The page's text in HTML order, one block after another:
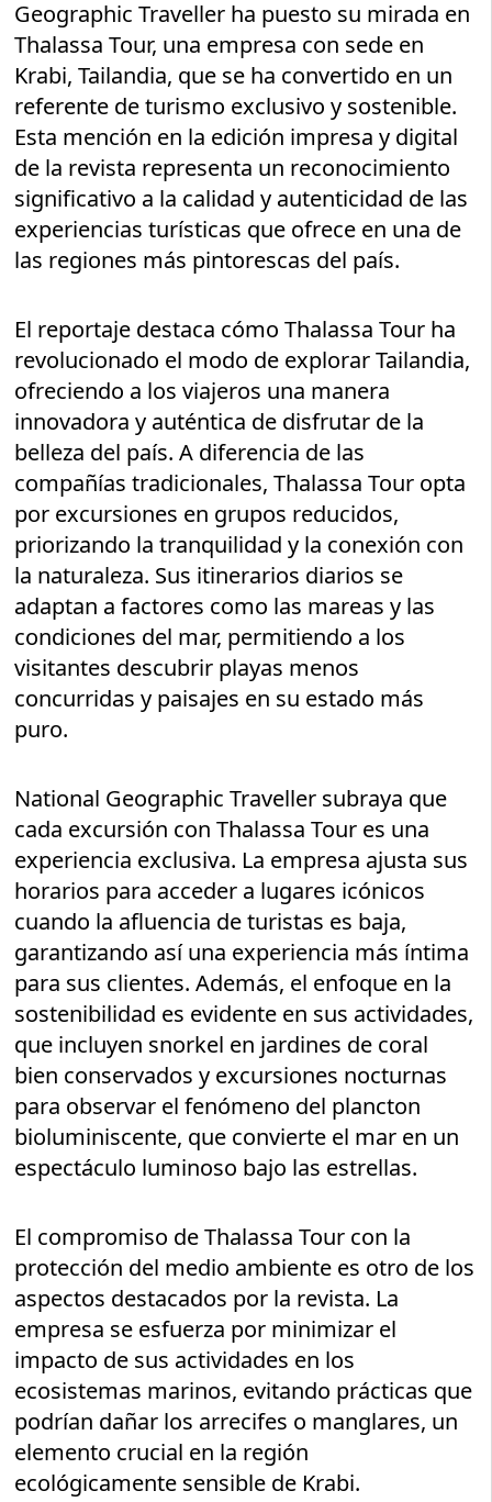
Geographic Traveller ha puesto su mirada en
Thalassa Tour, una empresa con sede en
Krabi, Tailandia, que se ha convertido en un
referente de turismo exclusivo y sostenible.
Esta mención en la edición impresa y digital
de la revista representa un reconocimiento
significativo a la calidad y autenticidad de las
experiencias turísticas que ofrece en una de
las regiones más pintorescas del país.
El reportaje destaca cómo Thalassa Tour ha
revolucionado el modo de explorar Tailandia,
ofreciendo a los viajeros una manera
innovadora y auténtica de disfrutar de la
belleza del país. A diferencia de las
compañías tradicionales, Thalassa Tour opta
por excursiones en grupos reducidos,
priorizando la tranquilidad y la conexión con
la naturaleza. Sus itinerarios diarios se
adaptan a factores como las mareas y las
condiciones del mar, permitiendo a los
visitantes descubrir playas menos
concurridas y paisajes en su estado más
puro.
National Geographic Traveller subraya que
cada excursión con Thalassa Tour es una
experiencia exclusiva. La empresa ajusta sus
horarios para acceder a lugares icónicos
cuando la afluencia de turistas es baja,
garantizando así una experiencia más íntima
para sus clientes. Además, el enfoque en la
sostenibilidad es evidente en sus actividades,
que incluyen snorkel en jardines de coral
bien conservados y excursiones nocturnas
para observar el fenómeno del plancton
bioluminiscente, que convierte el mar en un
espectáculo luminoso bajo las estrellas.
El compromiso de Thalassa Tour con la
protección del medio ambiente es otro de los
aspectos destacados por la revista. La
empresa se esfuerza por minimizar el
impacto de sus actividades en los
ecosistemas marinos, evitando prácticas que
podrían dañar los arrecifes o manglares, un
elemento crucial en la región
ecológicamente sensible de Krabi.